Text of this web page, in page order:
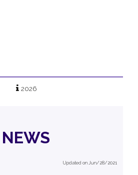
2026
NEWS
Updated on Jun/28/2021